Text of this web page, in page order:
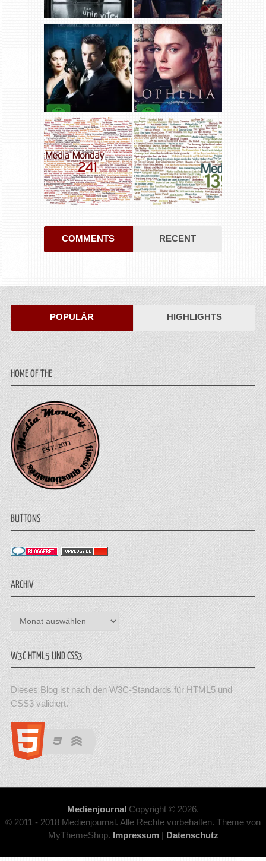
COMMENTS RECENT
POPULÄR HIGHLIGHTS
HOME OF THE
BUTTONS
ARCHIV
Archiv
W3C HTML5 UND CSS3
Dieses Blog ist nach den W3C-Standards für HTML5 und
CSS3 validiert.
Medienjournal Copyright © 2026.
© 2011 - 2018 Medienjournal. Alle Rechte vorbehalten. Theme von
MyThemeShop. Impressum| Datenschutz